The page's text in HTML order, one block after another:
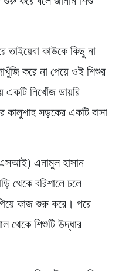
তাইয়েবা কাউকে কিছু না
করে না পেয়ে ওই শিশুর
একটি নিখোঁজ ডায়রি
কালুশাহ সড়কের একটি বাসা
এনামুল হাসান
থেকে বরিশালে চলে
কাজ শুরু করে। পরে
থেকে শিশুটি উদ্ধার